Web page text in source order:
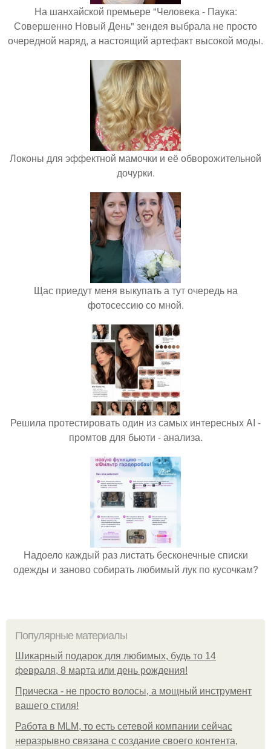
На шанхайской премьере "Человека - Паука:
Совершенно Новый День" зендея выбрала не просто
очередной наряд, а настоящий артефакт высокой моды.
Локоны для эффектной мамочки и её обворожительной
дочурки.
Щас приедут меня выкупать а тут очередь на
фотосессию со мной.
Решила протестировать один из самых интересных AI -
промтов для бьюти - анализа.
Надоело каждый раз листать бесконечные списки
одежды и заново собирать любимый лук по кусочкам?
Популярные материалы
Шикарный подарок для любимых, будь то 14
февраля, 8 марта или день рождения!
Прическа - не просто волосы, а мощный инструмент
вашего стиля!
Работа в MLM, то есть сетевой компании сейчас
неразрывно связана с создание своего контента,